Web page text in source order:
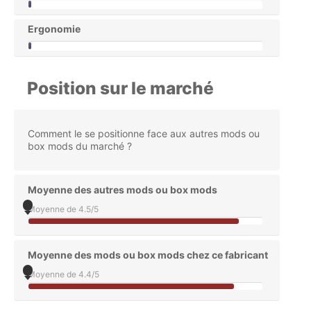
Ergonomie
Position sur le marché
Comment le se positionne face aux autres mods ou
box mods du marché ?
Moyenne des autres mods ou box mods
Moyenne de 4.5/5
Moyenne des mods ou box mods chez ce fabricant
Moyenne de 4.4/5